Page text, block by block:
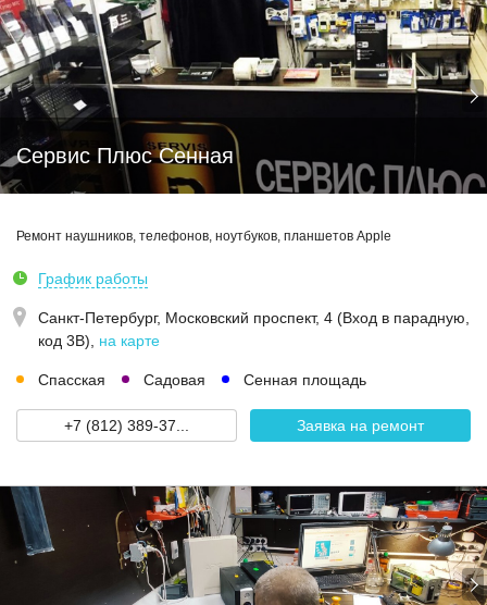
Сервис Плюс Сенная
Ремонт наушников, телефонов, ноутбуков, планшетов Apple
График работы
Санкт-Петербург, Московский проспект, 4 (Вход в парадную,
код 3В)
на карте
Спасская Садовая Сенная площадь
+7 (812) 389-37... Заявка на ремонт